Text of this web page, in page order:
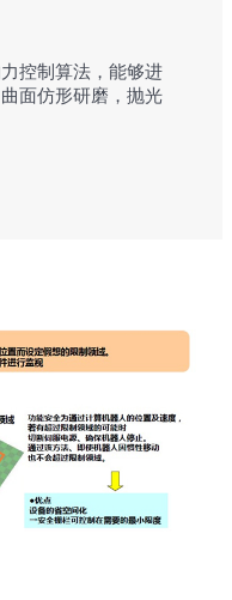
控制算法，能够进
面仿形研磨，抛光